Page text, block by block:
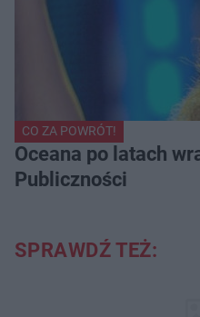
CO ZA POWRÓT!
Oceana po latach
Publiczności
SPRAWDŹ TEŻ: